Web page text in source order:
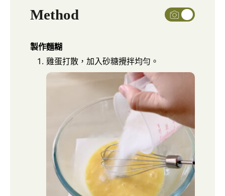
Method
製作麵糊
雞蛋打散，加入砂糖攪拌均勻。